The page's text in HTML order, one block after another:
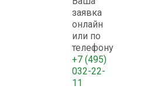
заявка
онлайн
или по
телефону
+7 (495)
032-22-
11